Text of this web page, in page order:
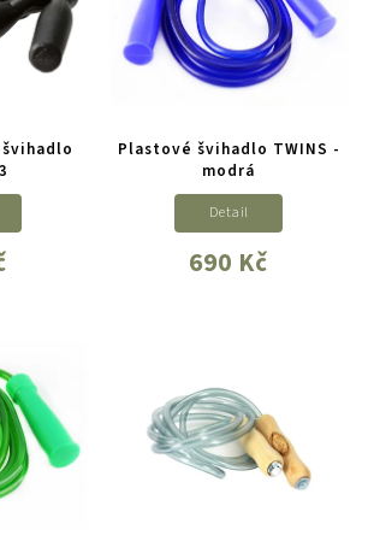
Plastové švihadlo TWINS -
modrá
690 Kč
Detail